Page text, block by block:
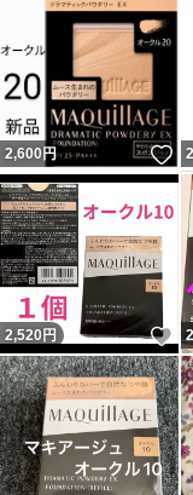
2,600 円
2,520 円